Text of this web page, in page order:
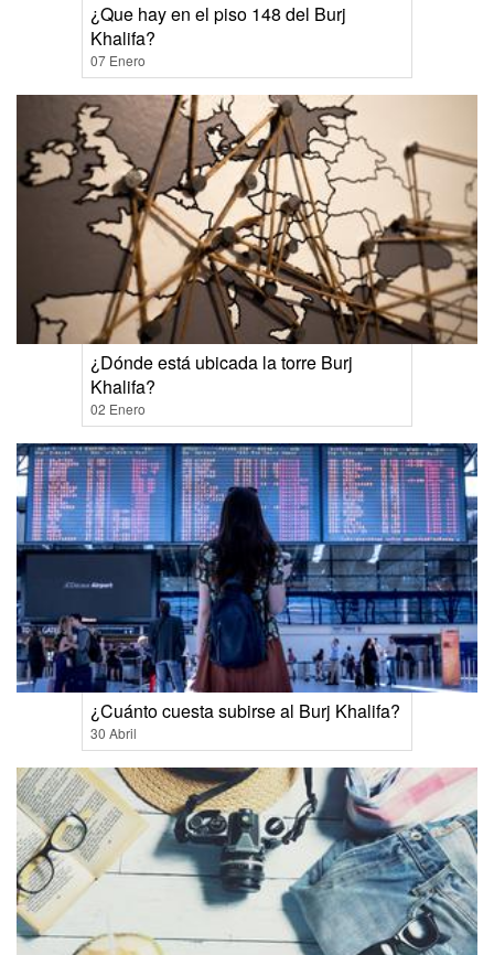
¿Que hay en el piso 148 del Burj
Khalifa?
07 Enero
¿Dónde está ubicada la torre Burj
Khalifa?
02 Enero
¿Cuánto cuesta subirse al Burj Khalifa?
30 Abril